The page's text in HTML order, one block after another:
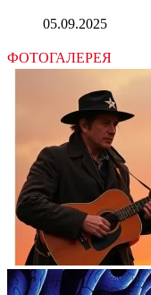
05.09.2025
ФОТОГАЛЕРЕЯ